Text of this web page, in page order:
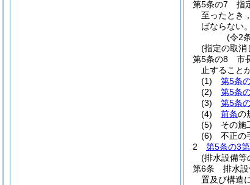
第5条の7
指
至ったとき
ばならない。
(令2
(指定の取消
第5条の8
市
止すること
(1)
第5条
(2)
第5条
(3)
第5条
(4)
前条の
(5)
その施
(6)
不正の
2
第5条の3
(排水設備等
第6条
排水
置及び構造